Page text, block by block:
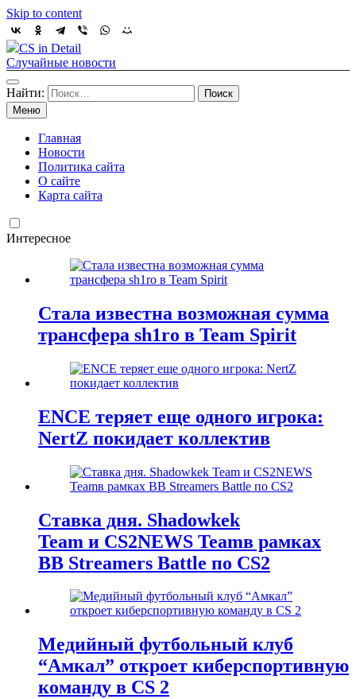
Skip to content
CS in Detail
Случайные новости
Найти:
Меню
Главная
Новости
Политика сайта
О сайте
Карта сайта
Интересное
Стала известна возможная сумма
трансфера sh1ro в Team Spirit
ENCE теряет еще одного игрока:
NertZ покидает коллектив
Ставка дня. Shadowkek
Team и CS2NEWS Teamв рамках
BB Streamers Battle по CS2
Медийный футбольный клуб
“Амкал” откроет киберспортивную
команду в CS 2